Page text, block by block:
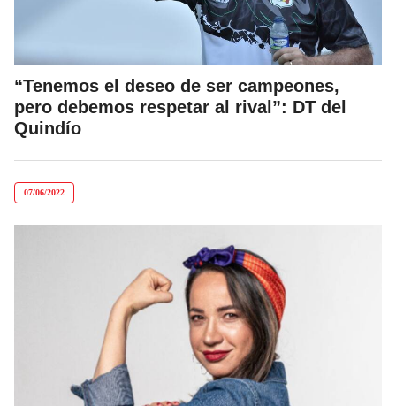
“Tenemos el deseo de ser campeones,
pero debemos respetar al rival”: DT del
Quindío
07/06/2022